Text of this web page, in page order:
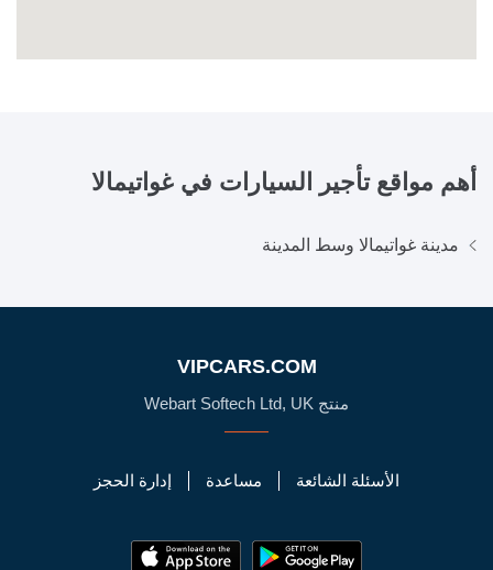
أهم مواقع تأجير السيارات في غواتيمالا
مدينة غواتيمالا وسط المدينة
VIPCARS.COM
منتج Webart Softech Ltd, UK
الأسئلة الشائعة مساعدة إدارة الحجز